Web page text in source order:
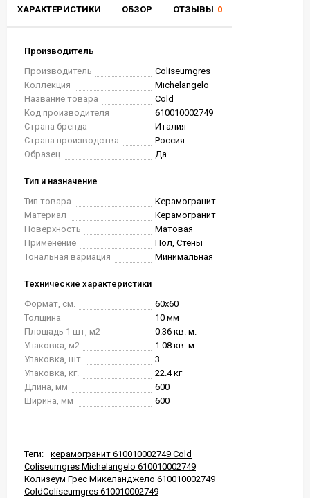
ХАРАКТЕРИСТИКИ ОБЗОР ОТЗЫВЫ 0
Производитель
Производитель
Coliseumgres
Коллекция
Michelangelo
Название товара
Cold
Код производителя
610010002749
Страна бренда
Италия
Страна производства
Россия
Образец
Да
Тип и назначение
Тип товара
Керамогранит
Материал
Керамогранит
Поверхность
Матовая
Применение
Пол, Стены
Тональная вариация
Минимальная
Технические характеристики
Формат, см.
60x60
Толщина
10 мм
Площадь 1 шт, м2
0.36 кв. м.
Упаковка, м2
1.08 кв. м.
Упаковка, шт.
3
Упаковка, кг.
22.4 кг
Длина, мм
600
Ширина, мм
600
Теги:
керамогранит 610010002749 Cold
Coliseumgres Michelangelo 610010002749
Колизеум Грес Микеланджело 610010002749
ColdColiseumgres 610010002749